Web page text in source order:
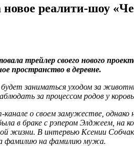
реалити-шоу
трейлер своего нового
пространство в деревне.
заниматься уходом за
за процессом родов у
канале о своем замужестве,
в браке с рэпером Элджеем, на
жизни. В интервью Ксении
фамилию на фамилию мужа.